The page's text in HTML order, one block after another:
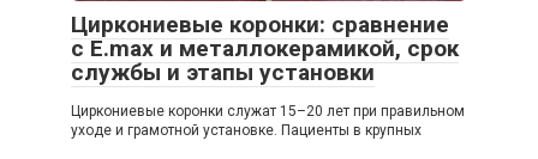
Циркониевые коронки: сравнение
с E.max и металлокерамикой, срок
службы и этапы установки
Циркониевые коронки служат 15–20 лет при правильном
уходе и грамотной установке. Пациенты в крупных